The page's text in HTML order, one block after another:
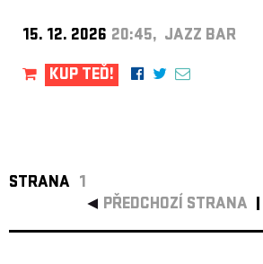
15. 12. 2026 20:45, JAZZ BAR
KUP TEĎ!
STRANA 1
PŘEDCHOZÍ STRANA